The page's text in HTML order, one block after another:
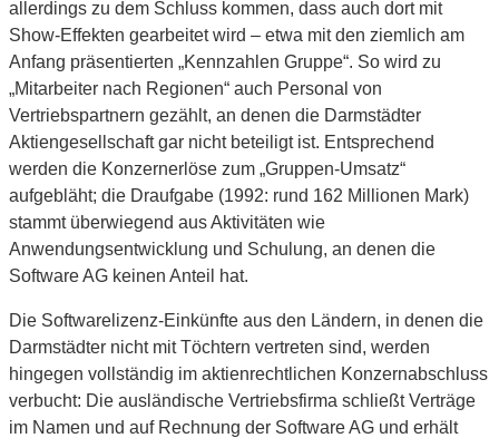
allerdings zu dem Schluss kommen, dass auch dort mit
Show-Effekten gearbeitet wird – etwa mit den ziemlich am
Anfang präsentierten „Kennzahlen Gruppe“. So wird zu
„Mitarbeiter nach Regionen“ auch Personal von
Vertriebspartnern gezählt, an denen die Darmstädter
Aktiengesellschaft gar nicht beteiligt ist. Entsprechend
werden die Konzernerlöse zum „Gruppen-Umsatz“
aufgebläht; die Draufgabe (1992: rund 162 Millionen Mark)
stammt überwiegend aus Aktivitäten wie
Anwendungsentwicklung und Schulung, an denen die
Software AG keinen Anteil hat.
Die Softwarelizenz-Einkünfte aus den Ländern, in denen die
Darmstädter nicht mit Töchtern vertreten sind, werden
hingegen vollständig im aktienrechtlichen Konzernabschluss
verbucht: Die ausländische Vertriebsfirma schließt Verträge
im Namen und auf Rechnung der Software AG und erhält